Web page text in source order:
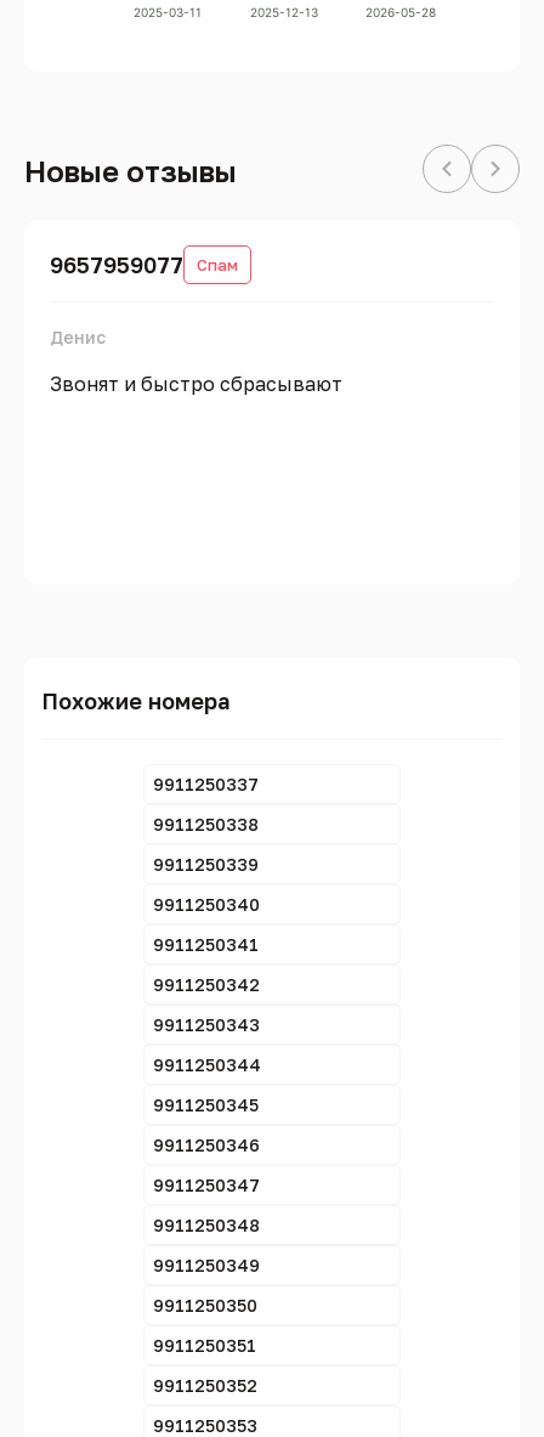
2025-03-11 2025-12-13 2026-05-28
Новые отзывы
9657959077 Спам
Денис
Звонят и быстро сбрасывают
Похожие номера
9911250337
9911250338
9911250339
9911250340
9911250341
9911250342
9911250343
9911250344
9911250345
9911250346
9911250347
9911250348
9911250349
9911250350
9911250351
9911250352
9911250353